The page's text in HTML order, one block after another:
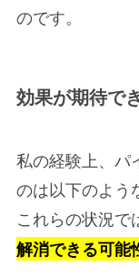
のです。
効果が期待で
私の経験上、パ
のは以下のよう
これらの状況で
解消できる可能